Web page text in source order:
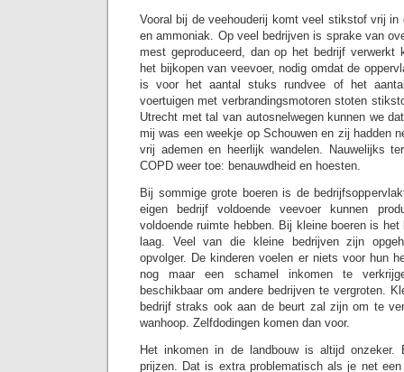
Vooral bij de veehouderij komt veel stikstof vrij
en ammoniak. Op veel bedrijven is sprake van
mest geproduceerd, dan op het bedrijf verwerkt
het bijkopen van veevoer, nodig omdat de
is voor het aantal stuks rundvee of het
voertuigen met verbrandingsmotoren stoten
Utrecht met tal van autosnelwegen kunnen we
mij was een weekje op Schouwen en zij hadden
vrij ademen en heerlijk wandelen. Nauwelijks
COPD weer toe: benauwdheid en hoesten.
Bij sommige grote boeren is de
eigen bedrijf voldoende veevoer kunnen
voldoende ruimte hebben. Bij kleine boeren is
laag. Veel van die kleine bedrijven zijn
opvolger. De kinderen voelen er niets voor hun
nog maar een schamel inkomen te
beschikbaar om andere bedrijven te vergroten.
bedrijf straks ook aan de beurt zal zijn om te
wanhoop. Zelfdodingen komen dan voor.
Het inkomen in de landbouw is altijd onzeker.
prijzen. Dat is extra problematisch als je net